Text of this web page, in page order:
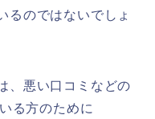
るのではないでしょ
、悪い口コミなどの
る方のために